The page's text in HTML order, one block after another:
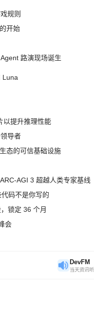
规则
开始
路演现场诞生
Luna
以提升推理性能
导者
态的可信基础设施
AGI 3 超越人类专家基线
码不是你写的
锁定 36 个月
会
DevFM
当天资讯